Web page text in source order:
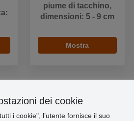
piume di tacchino,
dimensioni: 5 - 9 cm
Mostra
dei cookie
i cookie", l’utente fornisce il suo